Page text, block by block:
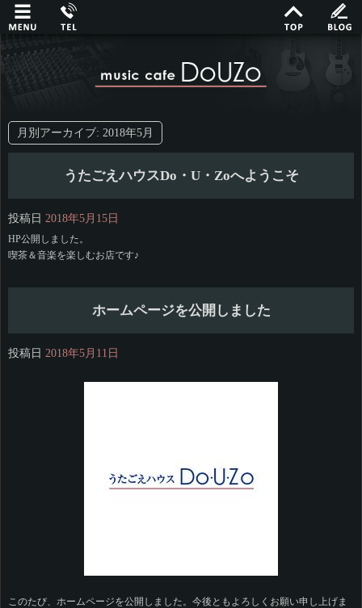
月別アーカイブ: 2018年5月
うたごえハウスDo・U・Zoへようこそ
投稿日 2018年5月15日
HP公開しました。
喫茶＆音楽を楽しむお店です♪
ホームページを公開しました
投稿日 2018年5月11日
このたび、ホームページを公開しました。今後ともよろしくお願い申し上げま